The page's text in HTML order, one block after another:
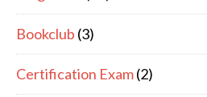
Bookclub (3)
Certification Exam(2)